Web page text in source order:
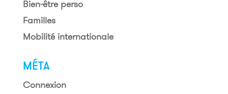
Bien-être perso
Familles
Mobilité internationale
MÉTA
Connexion